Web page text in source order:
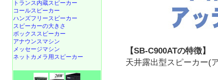
【SB-C900ATの特徴】
天井露出型スピーカー(
トランス内蔵スピーカー
コールスピーカー
ハンズフリースピーカー
スピーカーの大きさ
ボックススピーカー
アナウンスマシン
メッセージマシン
ネットカメラ用スピーカー